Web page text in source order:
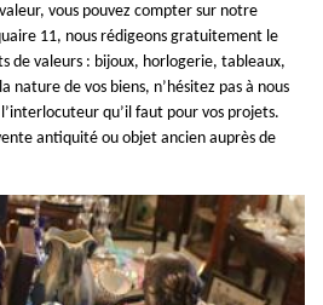
vous pouvez compter sur notre
11, nous rédigeons gratuitement le
de valeurs : bijoux, horlogerie, tableaux,
nature de vos biens, n’hésitez pas à nous
qu’il faut pour vos projets.
antiquité ou objet ancien auprès de